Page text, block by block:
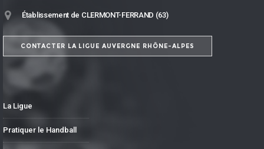
Établissement de CLERMONT-FERRAND (63)
CONTACTER LA LIGUE AUVERGNE RHÔNE-ALPES
La Ligue
Pratiquer le Handball